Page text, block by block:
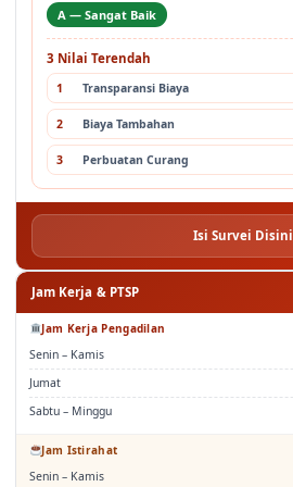
A — Sangat Baik
3 Nilai Terendah
1 Transparansi Biaya
2 Biaya Tambahan
3 Perbuatan Curang
Isi Survei Disini
Jam Kerja & PTSP
Jam Kerja Pengadilan
Senin – Kamis
Jumat
Sabtu – Minggu
Jam Istirahat
Senin – Kamis